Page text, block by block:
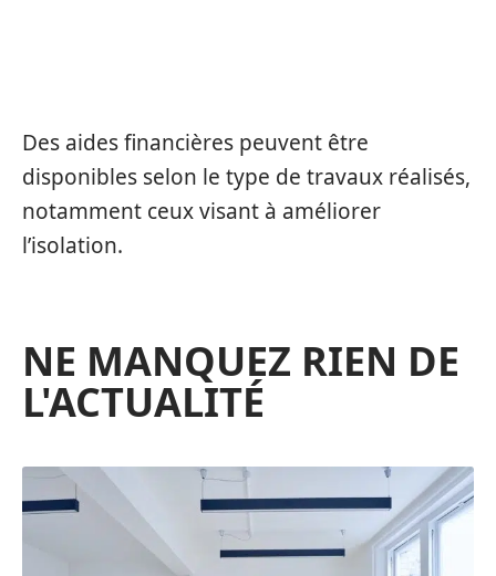
Des aides financières peuvent être
disponibles selon le type de travaux réalisés,
notamment ceux visant à améliorer
l’isolation.
NE MANQUEZ RIEN DE
L'ACTUALITÉ